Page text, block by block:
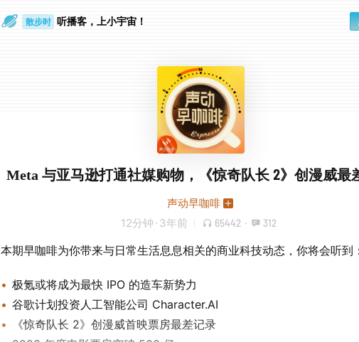
散步时
通勤路上
听播客，上小宇宙！
Meta 与亚马逊打通社媒购物，《惊奇队长 2》创漫威最
声动早咖啡
12分钟 · 3年前 65442 · 312
本期早咖啡为你带来与日常生活息息相关的商业科技动态，你将会听到：
极氪或将成为最快 IPO 的造车新势力
谷歌计划投资人工智能公司 Character.AI
《惊奇队长 2》创漫威首映票房最差记录